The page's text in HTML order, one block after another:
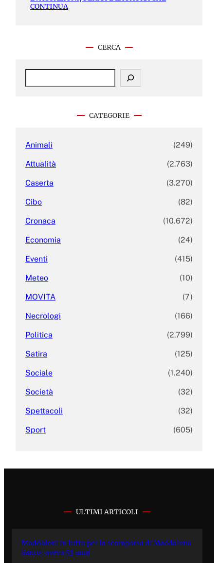
CONTINUA
CERCA
S
CATEGORIE
Animali (249)
Attualità (2.763)
Caserta (3.270)
Cibo (82)
Cronaca (10.672)
Economia (24)
Eventi (415)
Meteo (10)
MOVITA (7)
Necrologi (166)
Politica (2.799)
Satira (125)
Sociale (1.240)
Società (32)
Spettacoli (32)
Sport (605)
ULTIMI ARTICOLI
Maddaloni in lutto per la scomparsa di Maddalena
Santo: aveva 53 anni